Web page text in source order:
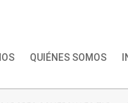
QUIÉNES SOMOS